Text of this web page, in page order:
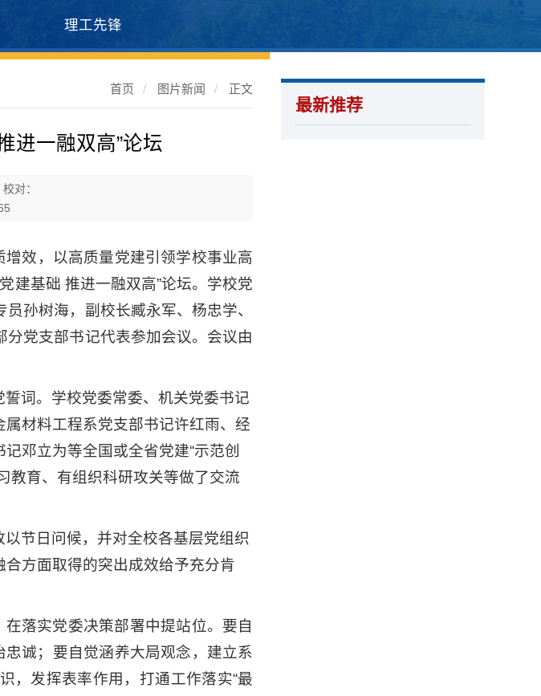
理工先锋
首页 / 图片新闻 / 正文
进一融双高”论坛
校对：
效，以高质量党建引领学校事业高
建基础 推进一融双高”论坛。学校党
孙树海，副校长臧永军、杨忠学、
党支部书记代表参加会议。会议由
词。学校党委常委、机关党委书记
材料工程系党支部书记许红雨、经
邓立为等全国或全省党建“示范创
教育、有组织科研攻关等做了交流
节日问候，并对全校各基层党组织
方面取得的突出成效给予充分肯
落实党委决策部署中提站位。要自
诚；要自觉涵养大局观念，建立系
，发挥表率作用，打通工作落实“最
最新推荐